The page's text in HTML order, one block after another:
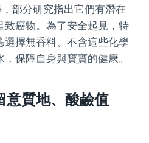
部分研究指出它們有潛在
致癌物。為了安全起見，特
選擇無香料、不含這些化學
保障自身與寶寶的健康。
質地、酸鹼值